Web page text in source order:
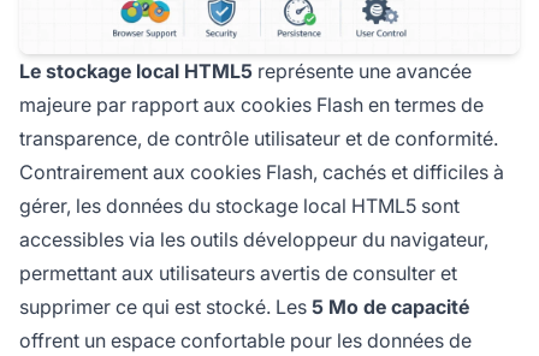
Le stockage local HTML5 représente une avancée
majeure par rapport aux cookies Flash en termes de
transparence, de contrôle utilisateur et de conformité.
Contrairement aux cookies Flash, cachés et difficiles à
gérer, les données du stockage local HTML5 sont
accessibles via les outils développeur du navigateur,
permettant aux utilisateurs avertis de consulter et
supprimer ce qui est stocké. Les 5 Mo de capacité
offrent un espace confortable pour les données de